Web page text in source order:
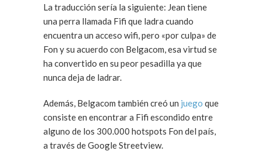
La traducción sería la siguiente: Jean tiene
una perra llamada Fifi que ladra cuando
encuentra un acceso wifi, pero «por culpa» de
Fon y su acuerdo con Belgacom, esa virtud se
ha convertido en su peor pesadilla ya que
nunca deja de ladrar.
Además, Belgacom también creó un juego que
consiste en encontrar a Fifi escondido entre
alguno de los 300.000 hotspots Fon del país,
a través de Google Streetview.